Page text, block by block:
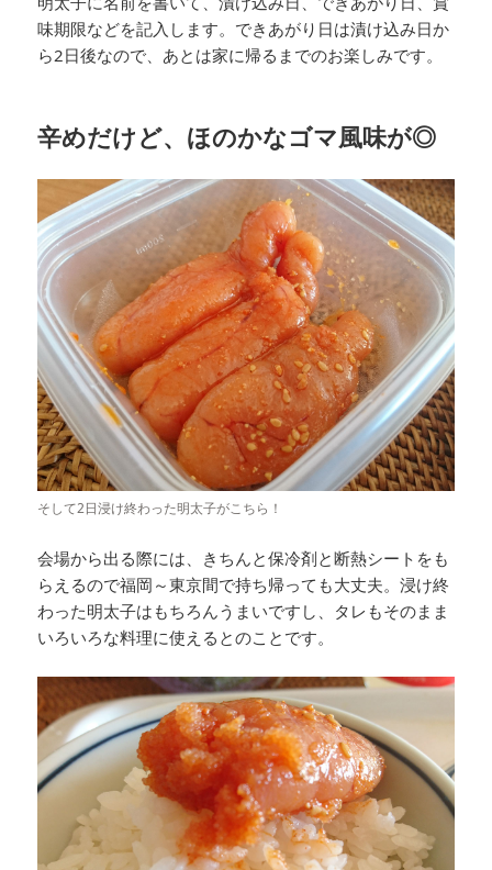
味期限などを記入します。できあがり日は漬け込み日か
ら2日後なので、あとは家に帰るまでのお楽しみです。
辛めだけど、ほのかなゴマ風味が◎
そして2日浸け終わった明太子がこちら！
会場から出る際には、きちんと保冷剤と断熱シートをも
らえるので福岡～東京間で持ち帰っても大丈夫。浸け終
わった明太子はもちろんうまいですし、タレもそのまま
いろいろな料理に使えるとのことです。